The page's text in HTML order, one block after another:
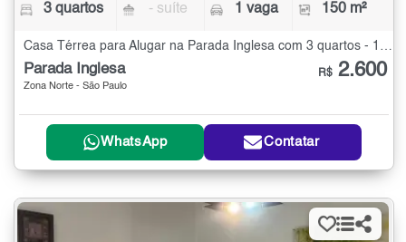
3 quartos - suíte 1 vaga 150 m²
Parada Inglesa
Zona Norte - São Paulo
R$ 2.600
WhatsApp Contatar